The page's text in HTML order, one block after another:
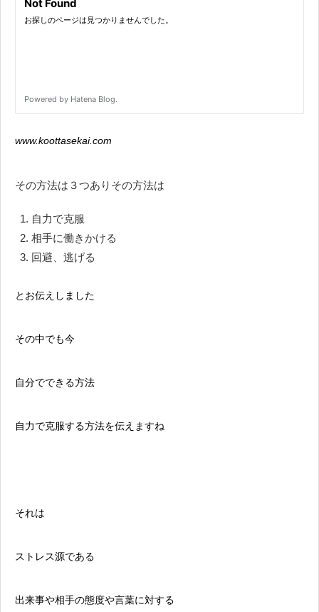
www.koottasekai.com
その方法は３つありその方法は
自力で克服
相手に働きかける
回避、逃げる
とお伝えしました
その中でも今
自分でできる方法
自力で克服する方法を伝えますね
それは
ストレス源である
出来事や相手の態度や言葉に対する